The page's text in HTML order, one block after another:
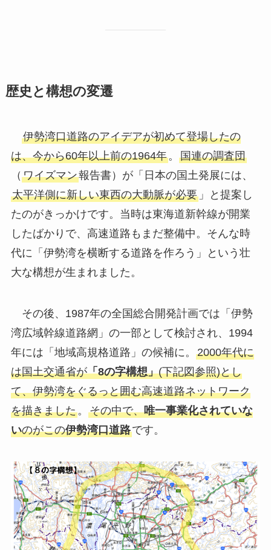
歴史と構想の変遷
伊勢湾口道路のアイデアが初めて登場したの
は、今から60年以上前の1964年。 国連の調査団
（ ワイズマン報告書）が「日本の国土発展には、
太平洋側に新しい東西の大動脈が必要」と提案し
たのがきっかけです。当時は東海道新幹線が開業
したばかりで、高速道路もまだ整備中。そんな時
代に「伊勢湾を横断する道路を作ろう」という壮
大な構想が生まれました。
その後、1987年の全国総合開発計画では「伊勢
湾広域幹線道路網」の一部として検討され、1994
年には「地域高規格道路」の候補に。 2000年代に
は国土交通省が「8の字構想」(下記図参照)とし
て、伊勢湾をぐるっと囲む高速道路ネットワーク
を描きました。 その中で、唯一事業化されていな
いのがこの伊勢湾口道路です。